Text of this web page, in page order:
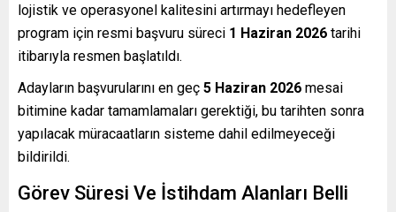
lojistik ve operasyonel kalitesini artırmayı hedefleyen
program için resmi başvuru süreci 1 Haziran 2026 tarihi
itibarıyla resmen başlatıldı.
Adayların başvurularını en geç 5 Haziran 2026 mesai
bitimine kadar tamamlamaları gerektiği, bu tarihten sonra
yapılacak müracaatların sisteme dahil edilmeyeceği
bildirildi.
Görev Süresi Ve İstihdam Alanları Belli